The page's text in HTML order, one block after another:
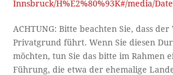
Innsbruck/H%E2%80%93K#/media/
ACHTUNG: Bitte beachten Sie, dass
Privatgrund führt. Wenn Sie diesen
möchten, tun Sie das bitte im Rahmen
Führung, die etwa der ehemalige